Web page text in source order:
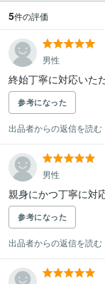
5件の評価
男性
終始丁寧に対応いた
参考になった
出品者からの返信を読む
男性
親身にかつ丁寧に対
参考になった
出品者からの返信を読む